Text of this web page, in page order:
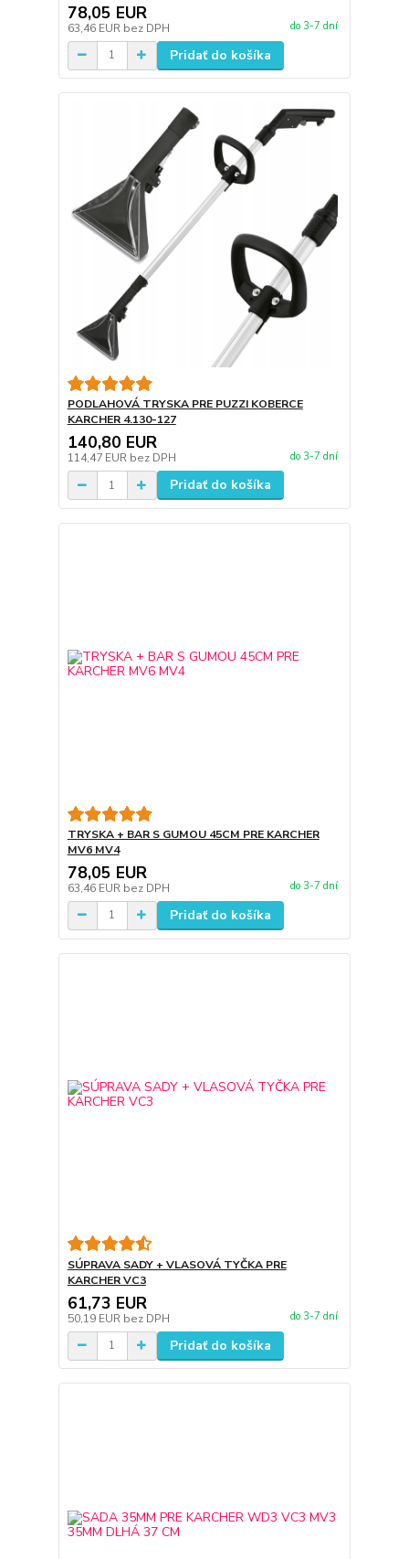
78,05 EUR
63,46 EUR bez DPH do 3-7 dní
Pridať do košíka
PODLAHOVÁ TRYSKA PRE PUZZI KOBERCE
KARCHER 4.130-127
140,80 EUR
114,47 EUR bez DPH do 3-7 dní
Pridať do košíka
TRYSKA + BAR S GUMOU 45CM PRE KARCHER
MV6 MV4
78,05 EUR
63,46 EUR bez DPH do 3-7 dní
Pridať do košíka
SÚPRAVA SADY + VLASOVÁ TYČKA PRE
KARCHER VC3
61,73 EUR
50,19 EUR bez DPH do 3-7 dní
Pridať do košíka